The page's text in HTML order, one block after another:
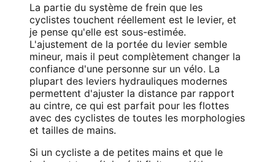
La partie du système de frein que les
cyclistes touchent réellement est le levier, et
je pense qu'elle est sous-estimée.
L'ajustement de la portée du levier semble
mineur, mais il peut complètement changer la
confiance d'une personne sur un vélo. La
plupart des leviers hydrauliques modernes
permettent d'ajuster la distance par rapport
au cintre, ce qui est parfait pour les flottes
avec des cyclistes de toutes les morphologies
et tailles de mains.
Si un cycliste a de petites mains et que le